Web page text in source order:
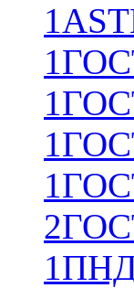
1
1
1
1
1
2
1ПНД